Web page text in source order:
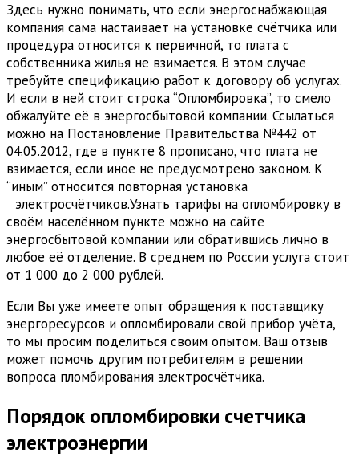
Здесь нужно понимать, что если энергоснабжающая
компания сама настаивает на установке счётчика или
процедура относится к первичной, то плата с
собственника жилья не взимается. В этом случае
требуйте спецификацию работ к договору об услугах.
И если в ней стоит строка “Опломбировка”, то смело
обжалуйте её в энергосбытовой компании. Ссылаться
можно на Постановление Правительства №442 от
04.05.2012, где в пункте 8 прописано, что плата не
взимается, если иное не предусмотрено законом. К
“иным” относится повторная установка
электросчётчиков.Узнать тарифы на опломбировку в
своём населённом пункте можно на сайте
энергосбытовой компании или обратившись лично в
любое её отделение. В среднем по России услуга стоит
от 1 000 до 2 000 рублей.
Если Вы уже имеете опыт обращения к поставщику
энергоресурсов и опломбировали свой прибор учёта,
то мы просим поделиться своим опытом. Ваш отзыв
может помочь другим потребителям в решении
вопроса пломбирования электросчётчика.
Порядок опломбировки счетчика
электроэнергии